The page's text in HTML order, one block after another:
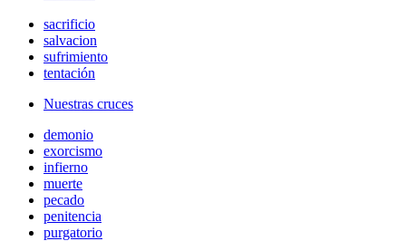
sacrificio
salvacion
sufrimiento
tentación
Nuestras cruces
demonio
exorcismo
infierno
muerte
pecado
penitencia
purgatorio